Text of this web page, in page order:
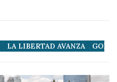
LA LIBERTAD AVANZA